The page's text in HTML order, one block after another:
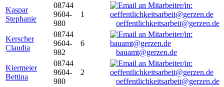
Kaspar
Stephanie
08744
9604-
980
1
oeffentlichkeitsarbeit@gerzen.de
Kerscher
Claudia
08744
9604-
982
6
bauamt@gerzen.de
Kiermeier
Bettina
08744
9604-
980
2
oeffentlichkeitsarbeit@gerzen.de